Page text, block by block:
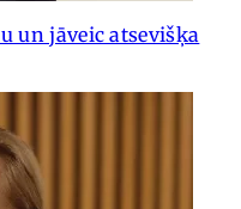
un jāveic atsevišķa